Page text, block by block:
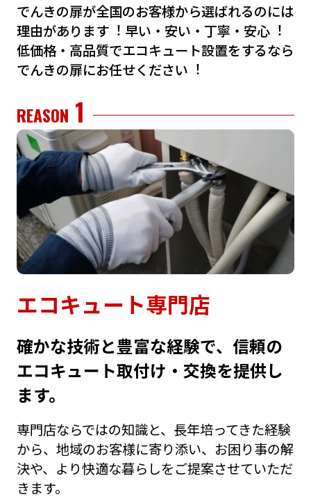
でんきの扉が全国のお客様から選ばれるのには
理由があります︕ 早い・安い・丁寧・安⼼︕
低価格・⾼品質でエコキュート設置をするなら
でんきの扉にお任せください︕
REASON 1
エコキュート専門店
確かな技術と豊富な経験で、信頼の
エコキュート取付け・交換を提供し
ます。
専⾨店ならではの知識と、⻑年培ってきた経験
から、地域のお客様に寄り添い、お困り事の解
決や、より快適な暮らしをご提案させていただ
きます。